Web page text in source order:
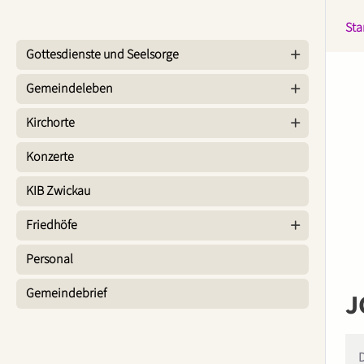
Gottesdienste und Seelsorge
Gemeindeleben
Kirchorte
Konzerte
KIB Zwickau
Friedhöfe
Personal
Gemeindebrief